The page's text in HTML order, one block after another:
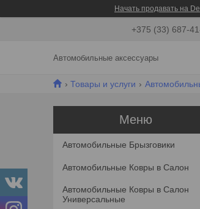
Начать продавать на
+375 (33) 687-
Автомобильные аксессуары
Товары и услуги
Автомобильные Брызговики
Автомобильные Ковры в Салон
Автомобильные Ковры в Салон
Универсальные